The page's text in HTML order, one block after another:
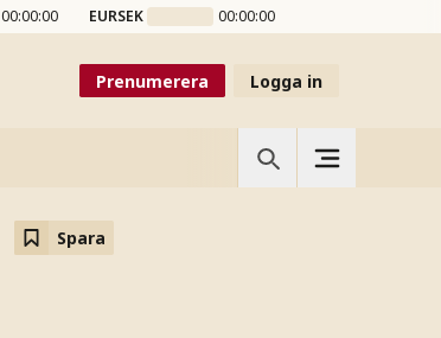
00:00:00 EURSEK 00:00:00
Prenumerera Logga in
Spara